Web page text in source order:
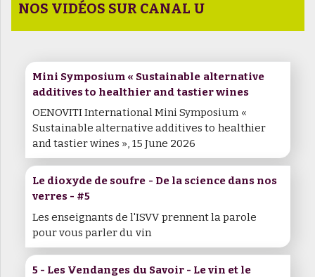
NOS VIDÉOS SUR CANAL U
Mini Symposium « Sustainable alternative
additives to healthier and tastier wines
OENOVITI International Mini Symposium «
Sustainable alternative additives to healthier
and tastier wines », 15 June 2026
Le dioxyde de soufre - De la science dans nos
verres - #5
Les enseignants de l'ISVV prennent la parole
pour vous parler du vin
5 - Les Vendanges du Savoir - Le vin et le